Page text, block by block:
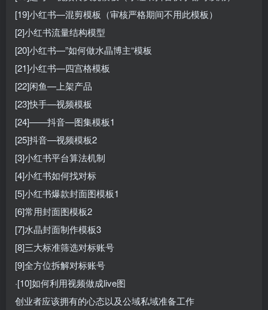
[19]小红书—混剪模板（审核严格期间不用此模板）
[2]小红书流量结构模型
[20]小红书—”如何做水晶博主“模板
[21]小红书—四宫格模板
[22]闲鱼—上架产品
[23]快手—视频模板
[24]——抖音—图集模板1
[25]抖音—视频模板2
[3]小红书平台算法机制
[4]小红书如何找对标
[5]小红书爆款封面图模板1
[6]常用封面图模板2
[7]水晶封面制作模板3
[8]三大标准筛选对标账号
[9]全方位拆解对标账号
·[10]如何利用视频做成live图
创业者应该拥有的心态以及公域私域准备工作